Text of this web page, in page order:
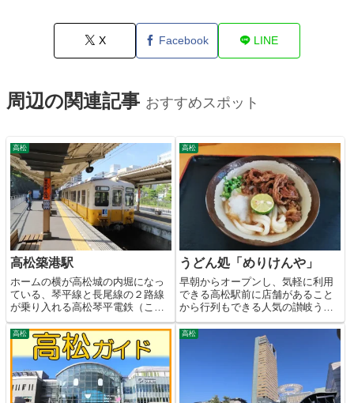
X Facebook LINE
周辺の関連記事 おすすめスポット
高松
高松築港駅
ホームの横が高松城の内堀になっ
ている、琴平線と長尾線の２路線
が乗り入れる高松琴平電鉄（こと
でん）の駅。
高松
うどん処「めりけんや」
早朝からオープンし、気軽に利用
できる高松駅前に店舗があること
から行列もできる人気の讃岐うど
んの専門店です。
高松 高松